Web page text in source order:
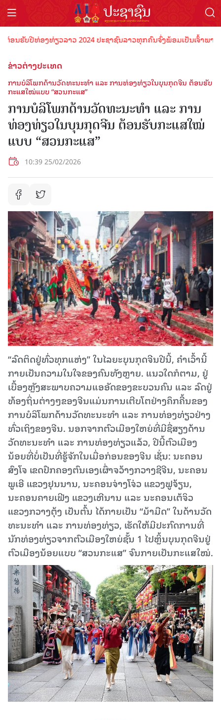
ຮັບປີທ່ອງທ່ຽວລາວ 2024 ປະຊາຊົນລາວທຸກຄົນຈົ່ງພ້ອມເປັນເຈົ້າພາບທີ່
ຂ່າວຕ່າງປະເທດ
ການບໍລິໂພກດ້ານວັດທະນະທໍາ ແລະ ການທ່ອງທ່ຽວໃນບຸນກຸດຈີນ ຕ້ອນຮັບ
ກະແສໃໝ່ແບບ “ສວນກະແສ”
ການບໍລິໂພກດ້ານວັດທະນະທໍາ ແລະ ການ
ທ່ອງທ່ຽວໃນບຸນກຸດຈີນ ຕ້ອນຮັບກະແສໃໝ່
ແບບ “ສວນກະແສ”
10:39 25/02/2026
“ລົດຕິດຢູ່ທົ່ວທຸກແຫ່ງ” ໃນໄລຍະບຸນກຸດຈີນປີນີ້, ຄໍາເວົ້ານີ້
ກາຍເປັນຄວາມໃນໃຈຂອງຄົນທັງຫຼາຍ. ແນວໃດກໍຕາມ, ຢູ່
ເບື້ອງຫຼັງສະພາບຄວາມແອອັດຂອງຂະບວນຄົນ ແລະ ລົດຢູ່
ທ້ອງຖິ່ນຕ່າງໆຂອງຈີນແມ່ນການເຕີບໂຕຢ່າງຄຶກຄື້ນຂອງ
ການບໍລິໂພກດ້ານວັດທະນະທໍາ ແລະ ການທ່ອງທ່ຽວຢ່າງ
ທົ່ວເຖິງຂອງຈີນ. ນອກຈາກຕົວເມືອງໃຫຍ່ທີ່ມີຊື່ສຽງດ້ານ
ວັດທະນະທໍາ ແລະ ການທ່ອງທ່ຽວແລ້ວ, ປີນີ້ຕົວເມືອງ
ນ້ອຍທີ່ບໍ່ເປັນທີ່ຮູ້ຈັກໃນເມື່ອກ່ອນຂອງຈີນ ເຊັ່ນ: ນະຄອນ
ສົງໂຈ ເຂດປົກຄອງຕົນເອງເຜົ່າຈວ້າງກວາງຊີຈີນ, ນະຄອນ
ພູເອີ ແຂວງຢຸນນານ, ນະຄອນຈ່າງໂຈ່ວ ແຂວງຟູຈ້ຽນ,
ນະຄອນຄາຍເຟີງ ແຂວງເຫີນານ ແລະ ນະຄອນເຕ້ຈິວ
ແຂວງກວາງຕຸ້ງ ເປັນຕົ້ນ ໄດ້ກາຍເປັນ “ມ້າມືດ” ໃນດ້ານວັດ
ທະນະທໍາ ແລະ ການທ່ອງທ່ຽວ, ເຮັດໃຫ້ມີປະກົດການທີ່
ນັກທ່ອງທ່ຽວຈາກຕົວເມືອງໃຫຍ່ຊັ້ນ 1 ໄປຫຼິ້ນບຸນກຸດຈີນຢູ່
ຕົວເມືອງນ້ອຍແບບ “ສວນກະແສ” ຈົນກາຍເປັນກະແສໃໝ່.